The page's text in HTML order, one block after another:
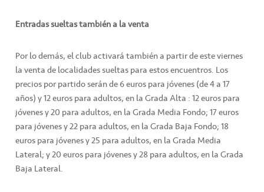
Entradas sueltas también a la venta
Por lo demás, el club activará también a partir de este viernes
la venta de localidades sueltas para estos encuentros. Los
precios por partido serán de 6 euros para jóvenes (de 4 a 17
años) y 12 euros para adultos, en la Grada Alta : 12 euros para
jóvenes y 20 para adultos, en la Grada Media Fondo; 17 euros
para jóvenes y 22 para adultos, en la Grada Baja Fondo; 18
euros para jóvenes y 25 para adultos, en la Grada Media
Lateral; y 20 euros para jóvenes y 28 para adultos, en la Grada
Baja Lateral.